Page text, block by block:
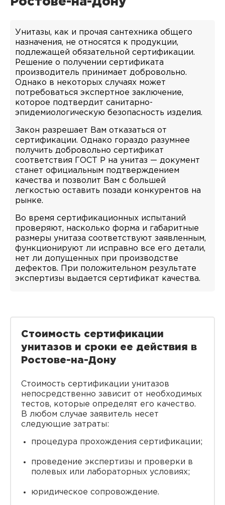
Унитазы, как и прочая сантехника общего
назначения, не относятся к продукции,
подлежащей обязательной сертификации.
Решение о получении сертификата
производитель принимает добровольно.
Однако в некоторых случаях может
потребоваться экспертное заключение,
которое подтвердит санитарно-
эпидемиологическую безопасность изделия.
Закон разрешает Вам отказаться от
сертификации. Однако гораздо разумнее
получить добровольно сертификат
соответствия ГОСТ Р на унитаз — документ
станет официальным подтверждением
качества и позволит Вам с большей
легкостью оставить позади конкурентов на
рынке.
Во время сертификационных испытаний
проверяют, насколько форма и габаритные
размеры унитаза соответствуют заявленным,
функционируют ли исправно все его детали,
нет ли допущенных при производстве
дефектов. При положительном результате
экспертизы выдается сертификат качества.
Стоимость сертификации
унитазов и сроки ее действия в
Ростове-на-Дону
Стоимость сертификации унитазов
непосредственно зависит от необходимых
тестов, которые определят его качество.
В любом случае заявитель несет
следующие затраты:
процедура прохождения сертификации;
проведение экспертизы и проверки в
полевых или лабораторных условиях;
юридическое сопровождение.